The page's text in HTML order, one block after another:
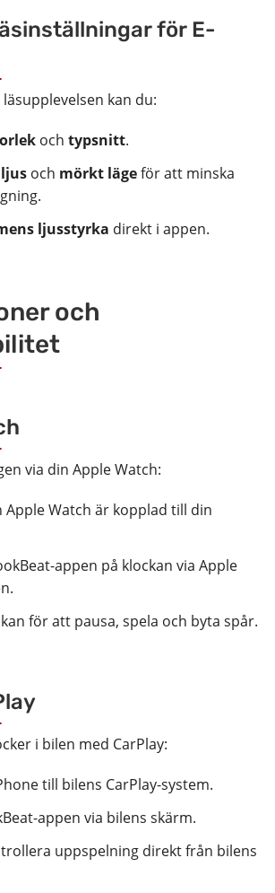
för E-
kan du:
och typsnitt.
ljusoch mörkt lägeför att minska
ljusstyrka direkt i appen.
och
via din Apple Watch:
Apple Watch är kopplad till din
appen på klockan via Apple
för att pausa, spela och byta spår.
i bilen med CarPlay:
till bilens CarPlay-system.
appen via bilens skärm.
uppspelning direkt från bilens